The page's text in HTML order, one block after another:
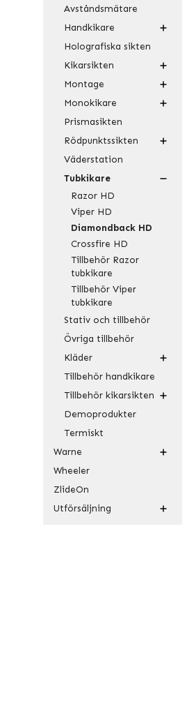
Avståndsmätare
Handkikare
Holografiska sikten
Kikarsikten
Montage
Monokikare
Prismasikten
Rödpunktssikten
Väderstation
Tubkikare
Razor HD
Viper HD
Diamondback HD
Crossfire HD
Tillbehör Razor
tubkikare
Tillbehör Viper
tubkikare
Stativ och tillbehör
Övriga tillbehör
Kläder
Tillbehör handkikare
Tillbehör kikarsikten
Demoprodukter
Termiskt
Warne
Wheeler
ZlideOn
Utförsäljning